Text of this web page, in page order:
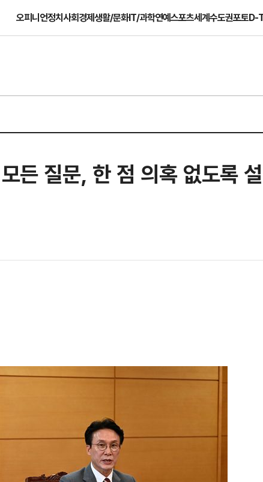
오피니언정치사회경제생활/문화IT/과학연예스포츠세계수도권포토D-
든 질문, 한 점 의혹 없도록